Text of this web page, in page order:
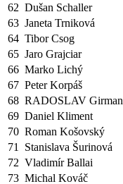
62 Dušan Schaller
63 Janeta Trniková
64 Tibor Csog
65 Jaro Grajciar
66 Marko Lichý
67 Peter Korpáš
68 RADOSLAV Girman
69 Daniel Kliment
70 Roman Košovský
71
Stanislava Šurinová
72 Vladimír Ballai
73 Michal Kováč